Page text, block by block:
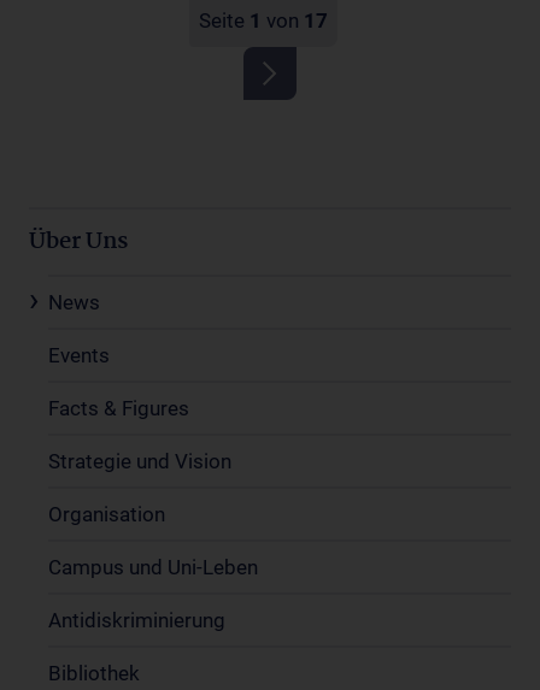
Seite 1 von 17
Über Uns
News
Events
Facts & Figures
Strategie und Vision
Organisation
Campus und Uni-Leben
Antidiskriminierung
Bibliothek